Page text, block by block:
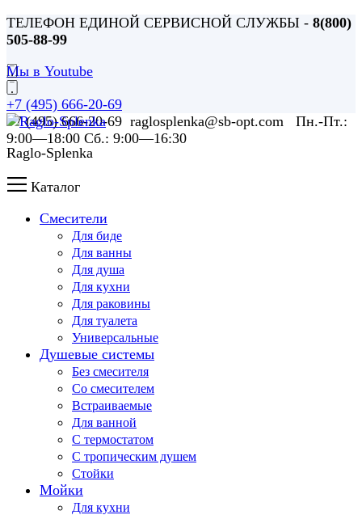
ТЕЛЕФОН ЕДИНОЙ СЕРВИСНОЙ СЛУЖБЫ - 8(800)
505-88-99
Мы в Youtube
+7 (495) 666-20-69 raglosplenka@sb-opt.com Пн.-Пт.:
9:00—18:00 Сб.: 9:00—16:30
+7 (495) 666-20-69
Raglo-Splenka
Каталог
Смесители
Для биде
Для ванны
Для душа
Для кухни
Для раковины
Для туалета
Универсальные
Душевые системы
Без смесителя
Со смесителем
Встраиваемые
Для ванной
С термостатом
С тропическим душем
Стойки
Мойки
Для кухни